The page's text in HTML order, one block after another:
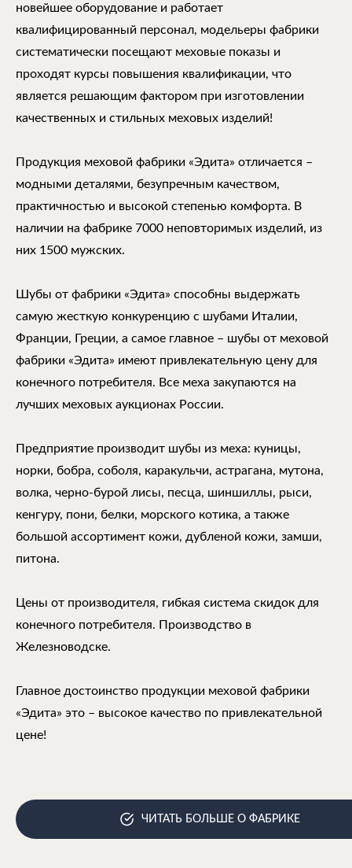
новейшее оборудование и работает
квалифицированный персонал, модельеры фабрики
систематически посещают меховые показы и
проходят курсы повышения квалификации, что
является решающим фактором при изготовлении
качественных и стильных меховых изделий!
Продукция меховой фабрики «Эдита» отличается –
модными деталями, безупречным качеством,
практичностью и высокой степенью комфорта. В
наличии на фабрике 7000 неповторимых изделий, из
них 1500 мужских.
Шубы от фабрики «Эдита» способны выдержать
самую жесткую конкуренцию с шубами Италии,
Франции, Греции, а самое главное – шубы от меховой
фабрики «Эдита» имеют привлекательную цену для
конечного потребителя. Все меха закупаются на
лучших меховых аукционах России.
Предприятие производит шубы из меха: куницы,
норки, бобра, соболя, каракульчи, астрагана, мутона,
волка, черно-бурой лисы, песца, шиншиллы, рыси,
кенгуру, пони, белки, морского котика, а также
большой ассортимент кожи, дубленой кожи, замши,
питона.
Цены от производителя, гибкая система скидок для
конечного потребителя. Производство в
Железноводске.
Главное достоинство продукции меховой фабрики
«Эдита» это – высокое качество по привлекательной
цене!
ЧИТАТЬ БОЛЬШЕ О ФАБРИКЕ